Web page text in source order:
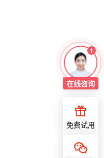
1
在线咨询
免费试用